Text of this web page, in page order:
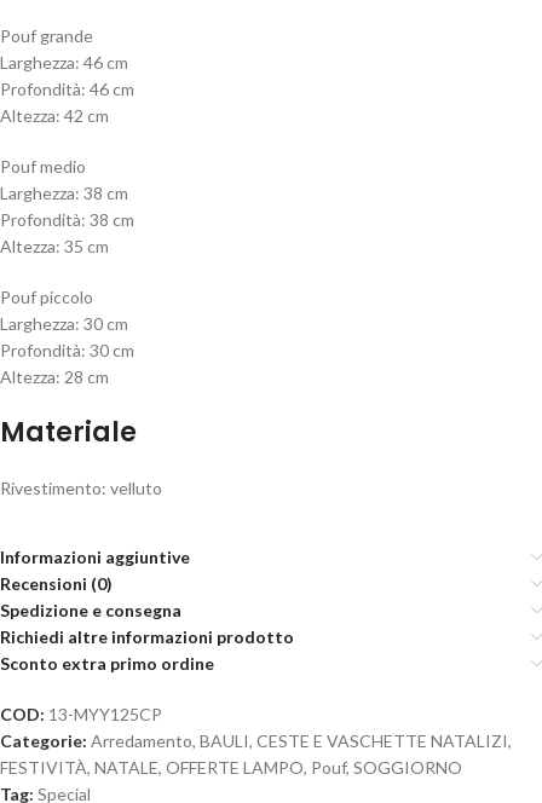
Pouf grande
Larghezza: 46 cm
Profondità: 46 cm
Altezza: 42 cm
Pouf medio
Larghezza: 38 cm
Profondità: 38 cm
Altezza: 35 cm
Pouf piccolo
Larghezza: 30 cm
Profondità: 30 cm
Altezza: 28 cm
Materiale
Rivestimento: velluto
Informazioni aggiuntive
Recensioni (0)
Spedizione e consegna
Richiedi altre informazioni prodotto
Sconto extra primo ordine
COD: 13-MYY125CP
Categorie: Arredamento, BAULI, CESTE E VASCHETTE NATALIZI,
FESTIVITÀ, NATALE, OFFERTE LAMPO, Pouf, SOGGIORNO
Tag: Special